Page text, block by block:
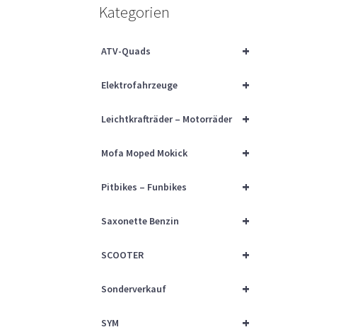
Kategorien
+
ATV-Quads
+
Elektrofahrzeuge
+
Leichtkrafträder – Motorräder
+
Mofa Moped Mokick
+
Pitbikes – Funbikes
+
Saxonette Benzin
+
SCOOTER
+
Sonderverkauf
+
SYM